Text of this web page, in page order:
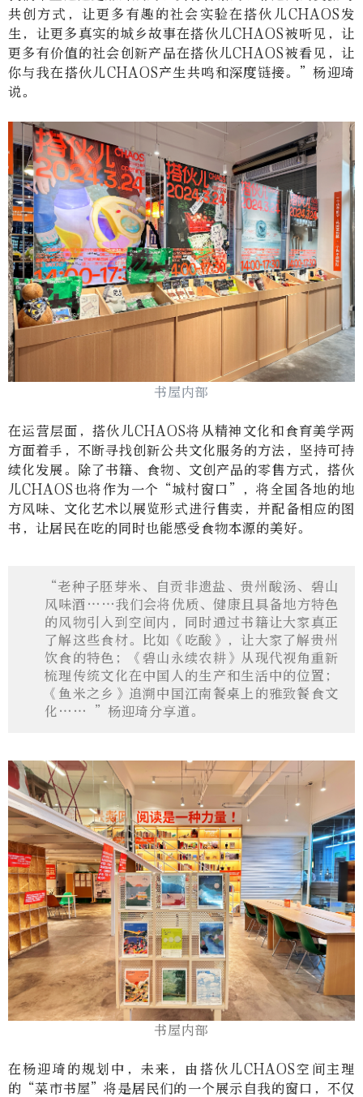
共创方式，让更多有趣的社会实验在搭伙儿CHAOS 发
生，让更多真实的城乡故事在搭伙儿CHAOS被听见，让
更多有价值的社会创新产品在搭伙儿CHAOS被看见，让
你与我在搭伙儿CHAOS产生共鸣和深度链接。 ” 杨迎琦
说。
书屋内部
在运营层面，搭伙儿CHAOS将从精神文化和食育美学两
方面着手，不断寻找创新公共文化服务的方法，坚持可持
续化发展。除了书籍、食物、文创产品的零售方式，搭伙
儿CHAOS也将作为一个 “城村窗口 ”
，将全国各地的地
方风味、文化艺术以展览形式进行售卖，并配备相应的图
书，让居民在吃的同时也能感受食物本源的美好。
“老种子胚芽米、自贡非遗盐、贵州酸汤、碧山
风味酒……我们会将优质、健康且具备地方特色
的风物引入到空间内，同时通过书籍让大家真正
了解这些食材。比如《吃酸》，让大家了解贵州
饮食的特色；《碧山永续农耕》从现代视角重新
梳理传统文化在中国人的生产和生活中的位置；
《鱼米之乡》追溯中国江南餐桌上的雅致餐食文
化…… ”杨迎琦分享道。
书屋内部
在杨迎琦的规划中，未来，由搭伙儿CHAOS空间主理
的“菜市书屋”将是居民们的一个展示自我的窗口，不仅